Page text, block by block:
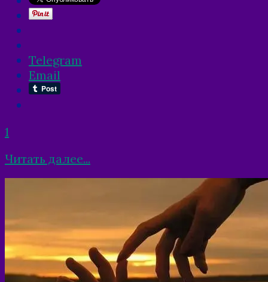
Telegram
Email
1
Читать далее...